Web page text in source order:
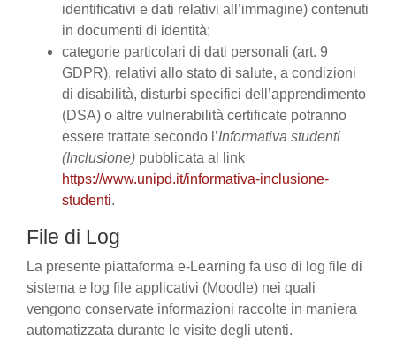
identificativi e dati relativi all’immagine) contenuti
in documenti di identità;
categorie particolari di dati personali (art. 9
GDPR), relativi allo stato di salute, a condizioni
di disabilità, disturbi specifici dell’apprendimento
(DSA) o altre vulnerabilità certificate potranno
essere trattate secondo l’Informativa studenti
(Inclusione) pubblicata al link
https://www.unipd.it/informativa-inclusione-
studenti.
File di Log
La presente piattaforma e-Learning fa uso di log file di
sistema e log file applicativi (Moodle) nei quali
vengono conservate informazioni raccolte in maniera
automatizzata durante le visite degli utenti.